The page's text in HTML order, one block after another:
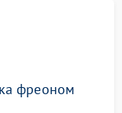
фреоном